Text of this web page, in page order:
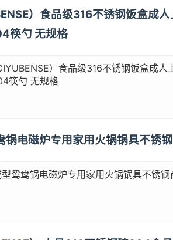
）食品级316不锈钢饭盒成
筷勺 无规格
）食品级316不锈钢饭盒成
筷勺 无规格
锅电磁炉专用家用火锅锅具不锈
鸳鸯锅电磁炉专用家用火锅锅具不锈